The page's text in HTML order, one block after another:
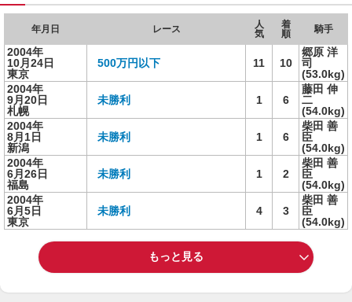
年月日 レース
人
気
着
順
騎手
2004年
10月24日
東京
500万円以下 11 10
郷原 洋
司
(53.0kg)
2004年
9月20日
札幌
未勝利 1 6
藤田 伸
二
(54.0kg)
2004年
8月1日
新潟
未勝利 1 6
柴田 善
臣
(54.0kg)
2004年
6月26日
福島
未勝利 1 2
柴田 善
臣
(54.0kg)
2004年
6月5日
東京
未勝利 4 3
柴田 善
臣
(54.0kg)
もっと見る